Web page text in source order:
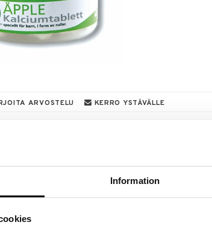
Information
ARVOSTELU KERRO YSTÄVÄLLE
purtava tabletti joka maistuu omenalle.